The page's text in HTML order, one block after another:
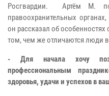
Росгвардии. Артём М.
правоохранительных
он рассказал об
том, чем же отличаются люди
- Для начала хочу
профессиональным
здоровья, удачи и успехов в